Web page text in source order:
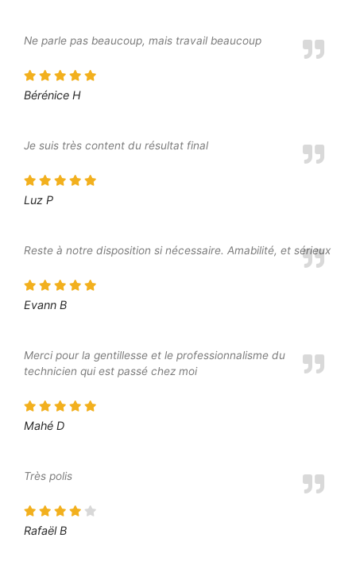
Ne parle pas beaucoup, mais travail beaucoup
Bérénice H
Je suis très content du résultat final
Luz P
Reste à notre disposition si nécessaire. Amabilité, et sérieux
Evann B
Merci pour la gentillesse et le professionnalisme du
technicien qui est passé chez moi
Mahé D
Très polis
Rafaël B